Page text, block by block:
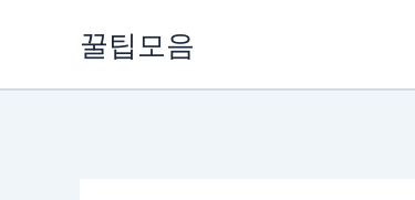
꿀팁모음